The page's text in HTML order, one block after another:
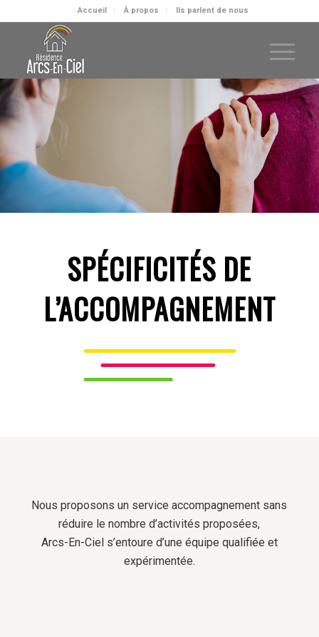
Accueil À propos Ils parlent de nous
SPÉCIFICITÉS DE
L’ACCOMPAGNEMENT
Nous proposons un service accompagnement sans
réduire le nombre d’activités proposées,
Arcs-En-Ciel s’entoure d’une équipe qualifiée et
expérimentée.